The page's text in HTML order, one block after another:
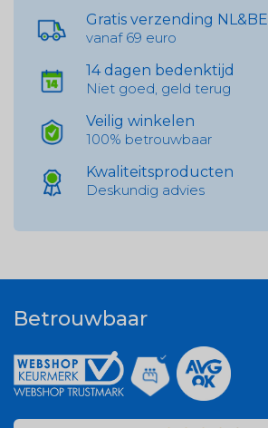
Gratis verzending NL&BE
vanaf 69 euro
14 dagen bedenktijd
Niet goed, geld terug
Veilig winkelen
100% betrouwbaar
Kwaliteitsproducten
Deskundig advies
Betrouwbaar